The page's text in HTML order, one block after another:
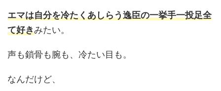
エマは自分を冷たくあしらう逸臣の一挙手一投足全
て好きみたい。
声も鎖骨も腕も、冷たい目も。
なんだけど、